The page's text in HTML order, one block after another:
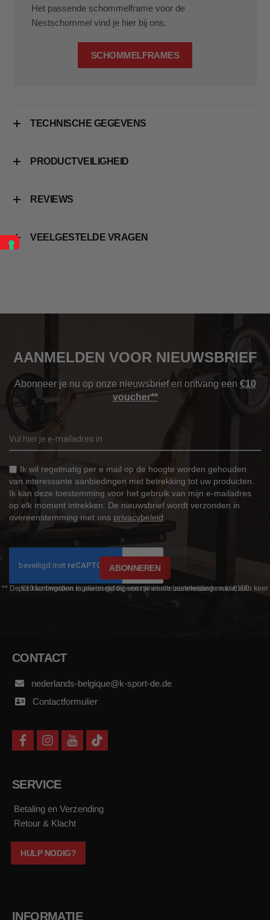
Het passende schommelframe voor de
Nestschommel vind je hier bij ons.
SCHOMMELFRAMES
TECHNISCHE GEGEVENS
PRODUCTVEILIGHEID
REVIEWS
VEELGESTELDE VRAGEN
AANMELDEN VOOR NIEUWSBRIEF
Abonneer je nu op onze nieuwsbrief en ontvang een €10
voucher**
Ik wil regelmatig per e mail op de hoogte worden gehouden
van interessante aanbiedingen met betrekking tot uw producten.
Ik kan deze toestemming voor het gebruik van mijn e-mailadres
op elk moment intrekken. De nieuwsbrief wordt verzonden in
overeenstemming met ons privacybeleid.
ABONNEREN
** De €10 kortingsbon is alleen geldig voor je eerste aanmelding en kan één keer per klant worden ingewisseld bij een minimale bestelwaarde van €100.
CONTACT
nederlands-belgique@k-sport-de.de
Contactformulier
f
a
b
o
k
i
n
a
g
m
y
o
t
i
SERVICE
Betaling en Verzending
Retour & Klacht
HULP NODIG?
INFORMATIE